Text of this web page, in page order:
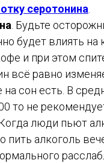
серотонина
. Будьте
будет влиять
и при этом
всё равно
сон есть. В
то не
Когда люди пьют
пить алкоголь